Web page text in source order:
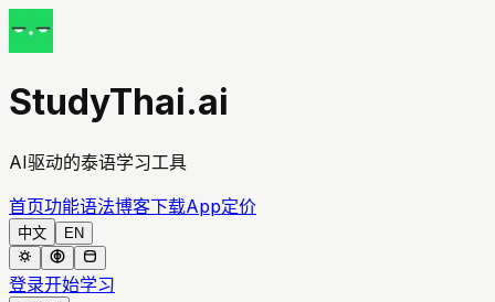
StudyThai.ai
AI驱动的泰语学习工具
首页功能语法博客下载App定价
中文 EN
登录开始学习